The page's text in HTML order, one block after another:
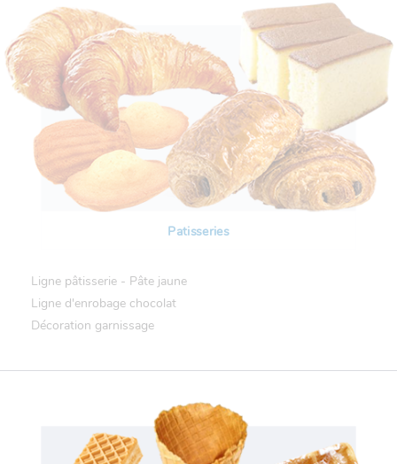
Patisseries
Ligne pâtisserie - Pâte jaune
Ligne d'enrobage chocolat
Décoration garnissage